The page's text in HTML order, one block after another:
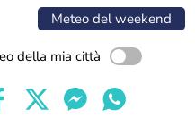
Meteo del weekend
della mia città